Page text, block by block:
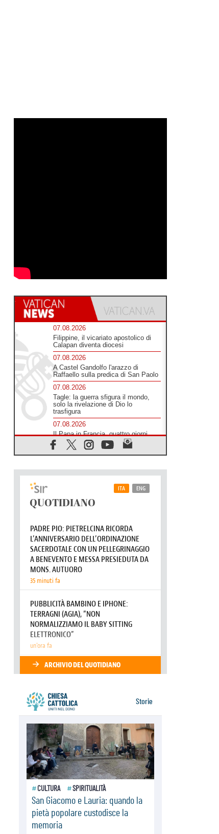
07.08.2026
Filippine, il vicariato apostolico di
Calapan diventa diocesi
07.08.2026
A Castel Gandolfo l'arazzo di
Raffaello sulla predica di San Paolo
07.08.2026
Tagle: la guerra sfigura il mondo,
solo la rivelazione di Dio lo
trasfigura
07.08.2026
Il Papa in Francia, quattro giorni
intensi tra Chiesa, popolo e
07.08.2026
SIGNIS 2026, dare voce alle
religiose cattoliche nello spazio
pubblico
crisi dimenticata
07.08.2026
Italia, Antigone: carceri al limite
della sopravvivenza per caldo e
sovraffollamento
07.08.2026
Parolin conclude il viaggio in
l'empatia per il dolore altrui"
07.08.2026
Uruguay, il presidente dei vescovi:
la visita del Papa dono per tutto il
Paese
Gaza, la strage dei bambini non si
ferma: 300 morti in 300 giorni